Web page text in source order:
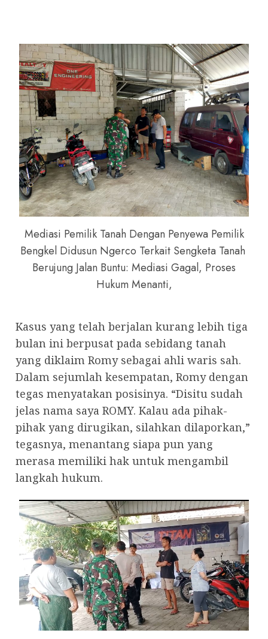
Mediasi Pemilik Tanah Dengan Penyewa Pemilik
Bengkel Didusun Ngerco Terkait Sengketa Tanah
Berujung Jalan Buntu: Mediasi Gagal, Proses
Hukum Menanti,
Kasus yang telah berjalan kurang lebih tiga
bulan ini berpusat pada sebidang tanah
yang diklaim Romy sebagai ahli waris sah.
Dalam sejumlah kesempatan, Romy dengan
tegas menyatakan posisinya. “Disitu sudah
jelas nama saya ROMY. Kalau ada pihak-
pihak yang dirugikan, silahkan dilaporkan,”
tegasnya, menantang siapa pun yang
merasa memiliki hak untuk mengambil
langkah hukum.